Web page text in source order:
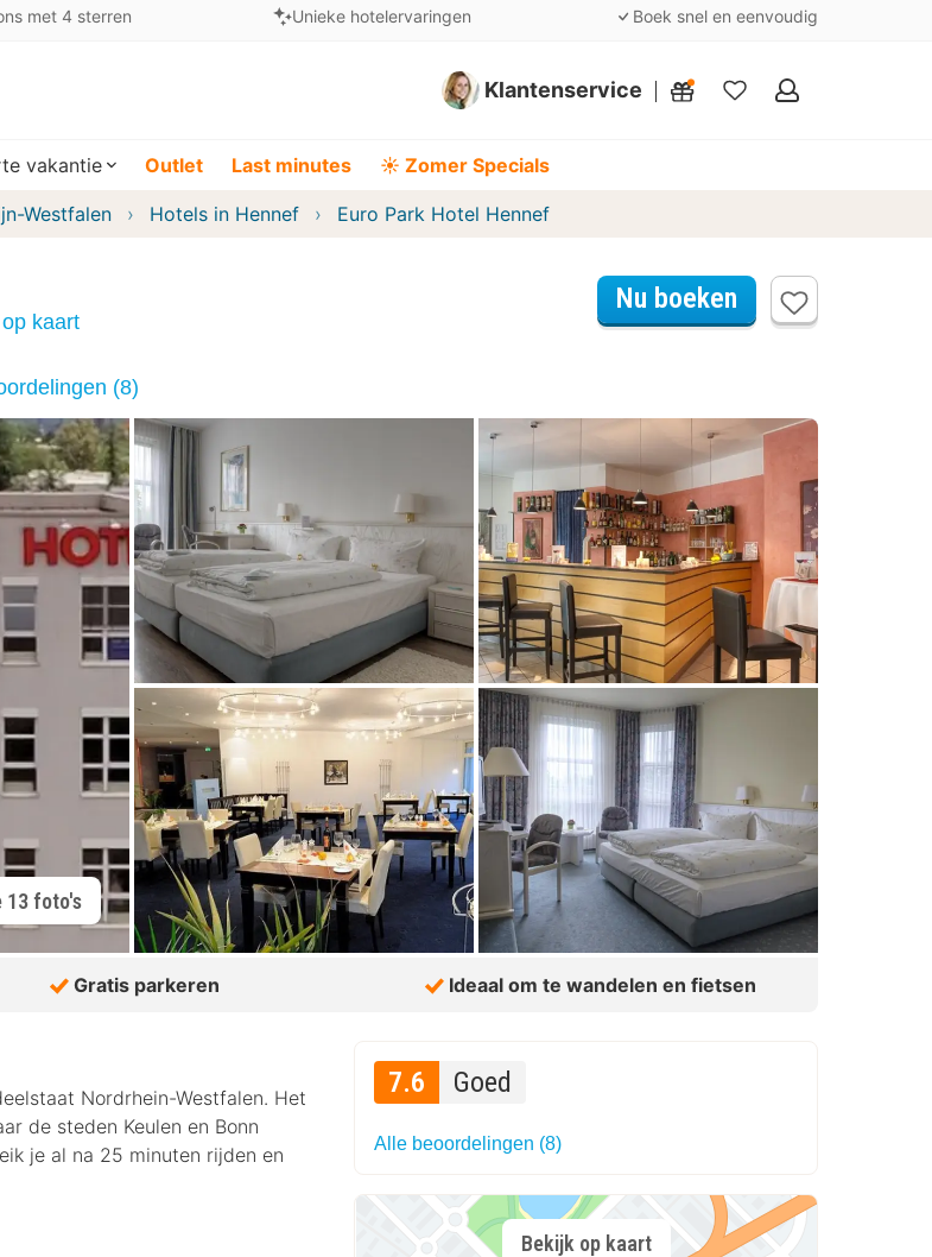
met 4 sterren Unieke hotelervaringen Boek snel en eenvoudig
Klantenservice
Mijn
vakantie Outlet Last minutes ☀️ Zomer Specials
Westfalen Hotels in Hennef Euro Park Hotel Hennef
kaart
Nu boeken
(8)
13 foto's
Gratis parkeren Ideaal om te wandelen en fietsen
Nordrhein-Westfalen. Het
de steden Keulen en Bonn
je al na 25 minuten rijden en
7.6 Goed
Alle beoordelingen (8)
Bekijk op kaart